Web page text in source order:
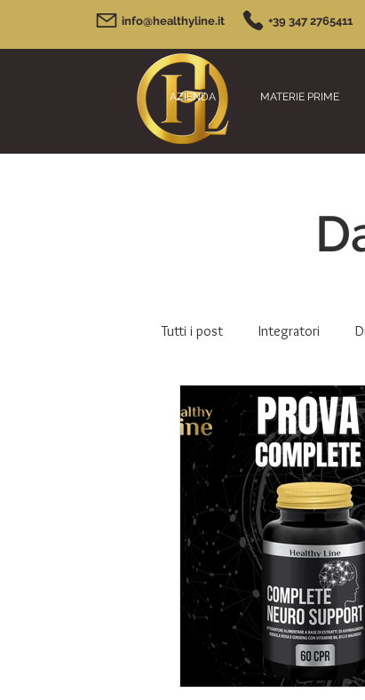
AZIENDA MATERIE PRIME
+39 347 2765411
info@healthyline.it
Tutti i post Integratori